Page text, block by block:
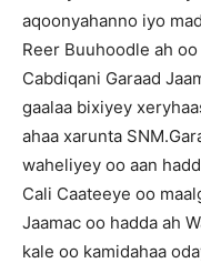
aqoonyahanno iyo
Reer Buuhoodle ah
Cabdiqani Garaad
gaalaa bixiyey
ahaa xarunta
waheliyey oo aan
Cali Caateeye oo
Jaamac oo hadda ah
kale oo kamidahaa